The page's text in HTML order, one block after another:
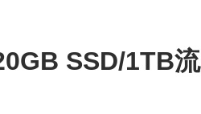
SSD/1TB流